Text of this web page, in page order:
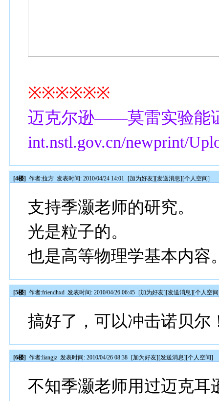
※※※※※※
迈克尔逊——莫雷实验能
int.nstl.gov.cn/newprint/
[4楼] 作者:拉方 发表时间: 2010/04/24 14:01 [加为好友][发送消息][个人空间]
支持季灏老师的研究。
光是粒子的。
也是高等物理学基本内容
[5楼] 作者:friendhxd 发表时间: 2010/04/26 06:45 [加为好友][发送消息][个人空间
搞好了，可以冲击诺贝尔
[6楼] 作者:liangjz 发表时间: 2010/04/26 08:38 [加为好友][发送消息][个人空间]
不知季灏老师用过迈克耳